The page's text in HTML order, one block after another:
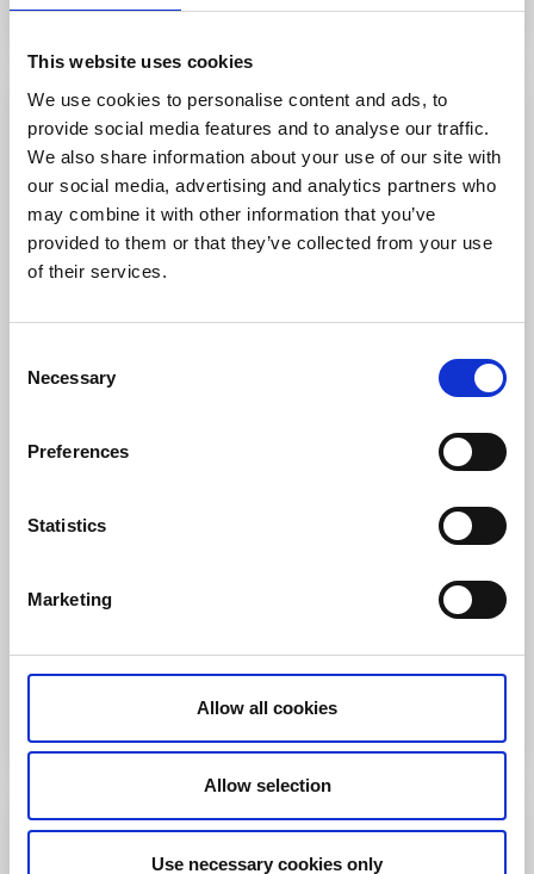
This website uses cookies
We use cookies to personalise content and ads, to
provide social media features and to analyse our traffic.
We also share information about your use of our site with
our social media, advertising and analytics partners who
may combine it with other information that you’ve
provided to them or that they’ve collected from your use
of their services.
Selection
Necessary
Preferences
Statistics
Marketing
Allow all cookies
Allow selection
Use necessary cookies only
cykelutflykt bort väntar Skärhamn med sitt prisade
Till hemsidan